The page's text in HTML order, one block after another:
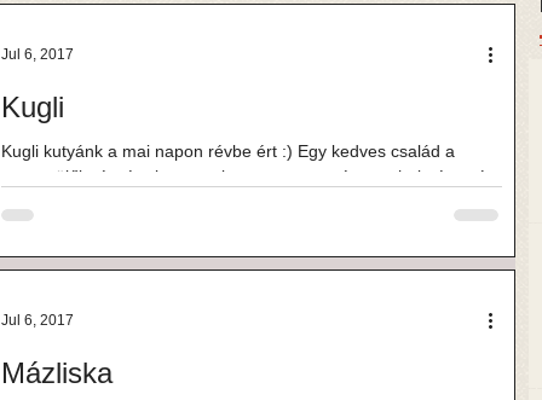
Kugli
Kugli kutyánk a mai napon révbe ért :) Egy kedves család a
nagyszülők részére keresett kutyust, a nemrég meghalt, és azóta
Jul 6, 2017
Mázliska
Jul 6, 2017